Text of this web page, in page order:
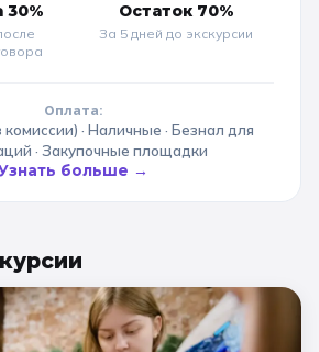
30% Остаток 70%
За 5 дней до экскурсии
Оплата:
· Наличные · Безнал для
· Закупочные площадки
больше →